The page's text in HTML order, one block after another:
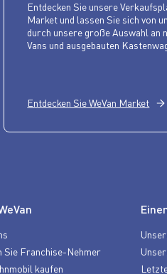
Entdecken Sie unsere
Market und lassen Sie sich von
durch unsere große Auswahl an
Vans und ausgebauten
Entdecken Sie WeVan Market
Sie Franchise-Nehmer
kaufen